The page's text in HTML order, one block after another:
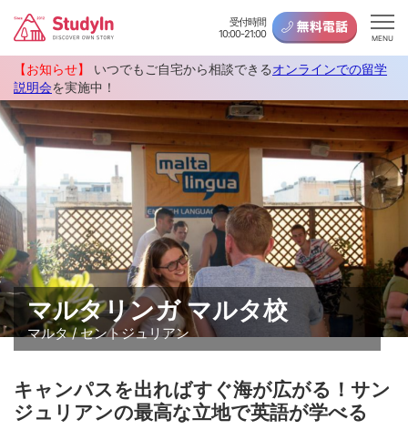
受付時間
10:00-21:00
MENU
【お知らせ】 いつでもご自宅から相談できるオンラインでの留学
説明会を実施中！
マルタリンガ マルタ校
マルタ / セントジュリアン
キャンパスを出ればすぐ海が広がる！サン
ジュリアンの最高な立地で英語が学べる